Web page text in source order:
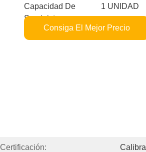
Capacidad De
Suministro:
1 UNIDAD
Consiga El Mejor Precio
Certificación: